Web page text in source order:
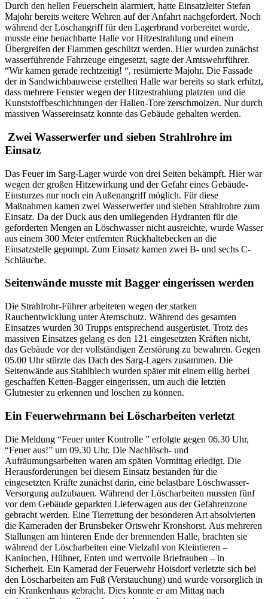
Durch den hellen Feuerschein alarmiert, hatte Einsatzleiter Stefan
Majohr bereits weitere Wehren auf der Anfahrt nachgefordert. Noch
während der Löschangriff für den Lagerbrand vorbereitet wurde,
musste eine benachbarte Halle vor Hitzestrahlung und einem
Übergreifen der Flammen geschützt werden. Hier wurden zunächst
wasserführende Fahrzeuge eingesetzt, sagte der Amtswehrführer.
“Wir kamen gerade rechtzeitig! “, resümierte Majohr. Die Fassade
der in Sandwichbauweise erstellten Halle war bereits so stark erhitzt,
dass mehrere Fenster wegen der Hitzestrahlung platzten und die
Kunststoffbeschichtungen der Hallen-Tore zerschmolzen. Nur durch
massiven Wassereinsatz konnte das Gebäude gehalten werden.
Zwei Wasserwerfer und sieben Strahlrohre im
Einsatz
Das Feuer im Sarg-Lager wurde von drei Seiten bekämpft. Hier war
wegen der großen Hitzewirkung und der Gefahr eines Gebäude-
Einsturzes nur noch ein Außenangriff möglich. Für diese
Maßnahmen kamen zwei Wasserwerfer und sieben Strahlrohre zum
Einsatz. Da der Duck aus den umliegenden Hydranten für die
geforderten Mengen an Löschwasser nicht ausreichte, wurde Wasser
aus einem 300 Meter entfernten Rückhaltebecken an die
Einsatzstelle gepumpt. Zum Einsatz kamen zwei B- und sechs C-
Schläuche.
Seitenwände musste mit Bagger eingerissen werden
Die Strahlrohr-Führer arbeiteten wegen der starken
Rauchentwicklung unter Atemschutz. Während des gesamten
Einsatzes wurden 30 Trupps entsprechend ausgerüstet. Trotz des
massiven Einsatzes gelang es den 121 eingesetzten Kräften nicht,
das Gebäude vor der vollständigen Zerstörung zu bewahren. Gegen
05.00 Uhr stürzte das Dach des Sarg-Lagers zusammen. Die
Seitenwände aus Stahlblech wurden später mit einem eilig herbei
geschaffen Ketten-Bagger eingerissen, um auch die letzten
Glutnester zu erkennen und löschen zu können.
Ein Feuerwehrmann bei Löscharbeiten verletzt
Die Meldung “Feuer unter Kontrolle ” erfolgte gegen 06.30 Uhr,
“Feuer aus!” um 09.30 Uhr. Die Nachlösch- und
Aufräumungsarbeiten waren am späten Vormittag erledigt. Die
Herausforderungen bei diesem Einsatz bestanden für die
eingesetzten Kräfte zunächst darin, eine belastbare Löschwasser-
Versorgung aufzubauen. Während der Löscharbeiten mussten fünf
vor dem Gebäude geparkten Lieferwagen aus der Gefahrenzone
gebracht werden. Eine Tierrettung der besonderen Art absolvierten
die Kameraden der Brunsbeker Ortswehr Kronshorst. Aus mehreren
Stallungen am hinteren Ende der brennenden Halle, brachten sie
während der Löscharbeiten eine Vielzahl von Kleintieren –
Kaninchen, Hühner, Enten und wertvolle Briefrauben – in
Sicherheit. Ein Kamerad der Feuerwehr Hoisdorf verletzte sich bei
den Löscharbeiten am Fuß (Verstauchung) und wurde vorsorglich in
ein Krankenhaus gebracht. Dies konnte er am Mittag nach